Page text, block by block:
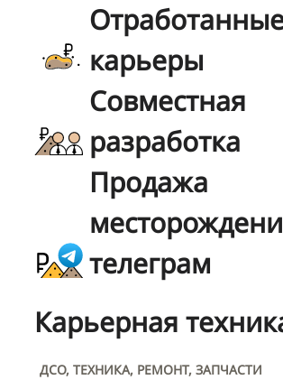
карьеры
Совместная
разработка
Продажа
телеграм
Карьерная
ДСО, ТЕХНИКА, РЕМОНТ, ЗАПЧАСТИ